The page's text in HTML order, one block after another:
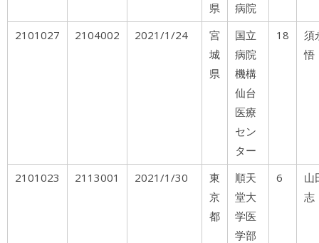
県
病院
2101027 2104002 2021/1/24
宮
城
県
国立
病院
機構
仙台
医療
セン
ター
18
悟
2101023 2113001 2021/1/30
東
京
都
順天
堂大
学医
学部
6
山
志